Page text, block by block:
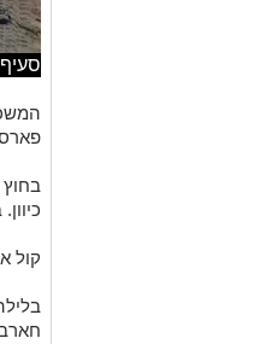
סעיף 27 א' לחוק זכויות יוצרים
קול